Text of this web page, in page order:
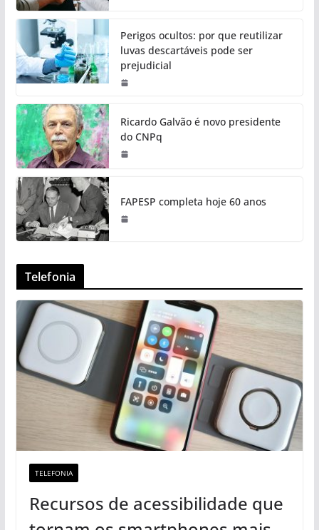
Perigos ocultos: por que reutilizar
luvas descartáveis pode ser
prejudicial
Ricardo Galvão é novo presidente
do CNPq
FAPESP completa hoje 60 anos
Telefonia
TELEFONIA
Recursos de acessibilidade que